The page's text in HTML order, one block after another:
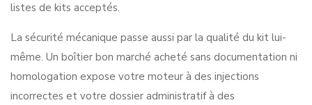
listes de kits acceptés.
La sécurité mécanique passe aussi par la qualité du kit lui-
même. Un boîtier bon marché acheté sans documentation ni
homologation expose votre moteur à des injections
incorrectes et votre dossier administratif à des